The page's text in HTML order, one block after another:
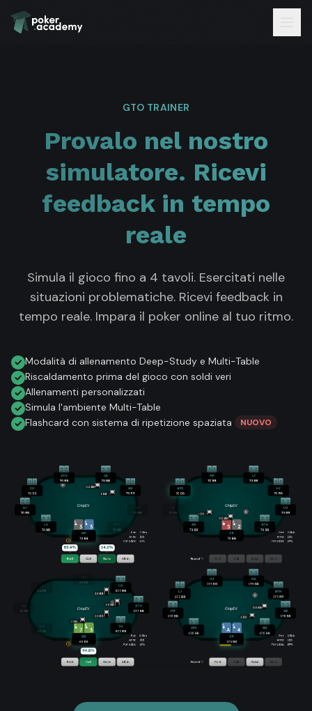
GTO TRAINER
Provalo nel nostro
simulatore. Ricevi
feedback in tempo
reale
Simula il gioco fino a 4 tavoli. Esercitati nelle
situazioni problematiche. Ricevi feedback in
tempo reale. Impara il poker online al tuo ritmo.
Modalità di allenamento Deep-Study e Multi-Table
Riscaldamento prima del gioco con soldi veri
Allenamenti personalizzati
Simula l'ambiente Multi-Table
Flashcard con sistema di ripetizione spaziata
NUOVO